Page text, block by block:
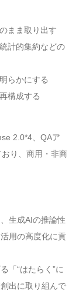
まま取り出す
計的集約などの
らかにする
構成する
2.0*4、QAア
り、商用・非商
生成AIの推論性
用の高度化に貢
「“はたらく”に
出に取り組んで